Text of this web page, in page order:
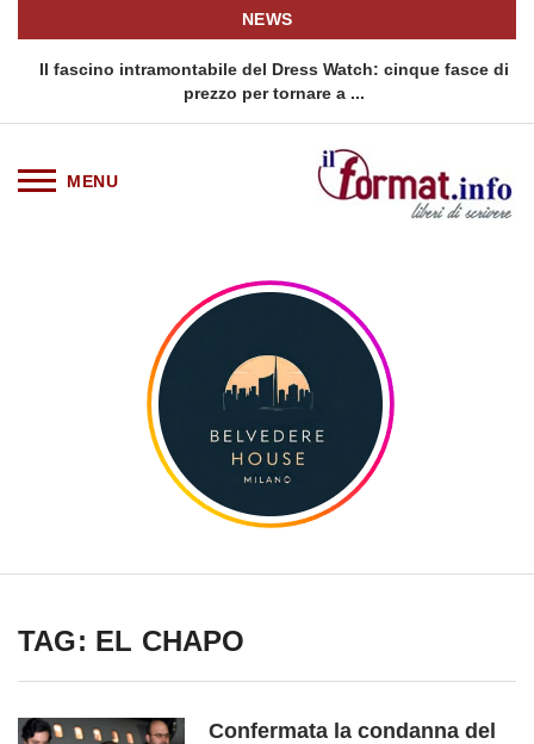
NEWS
Il fascino intramontabile del Dress Watch: cinque fasce di
prezzo per tornare a ...
TAG: EL CHAPO
Confermata la condanna del